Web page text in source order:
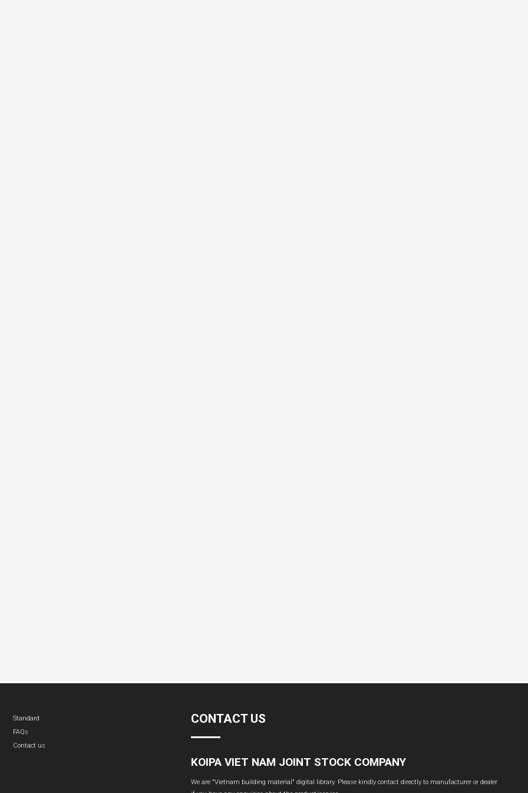
Standard
FAQs
Contact us
CONTACT US
KOIPA VIET NAM JOINT STOCK COMPANY
We are "Vietnam building material" digital library. Please kindly contact directly to manufacturer or dealer